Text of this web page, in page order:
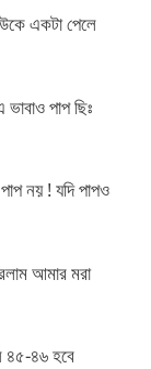
একটা পেলে
পাপ ছিঃ
নয় ! যদি পাপও
আমার মরা
৪৫-৪৬ হবে